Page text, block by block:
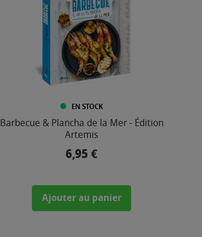
EN STOCK
Barbecue & Plancha de la Mer - Édition
Artemis
Prix
6,95 €
Ajouter au panier